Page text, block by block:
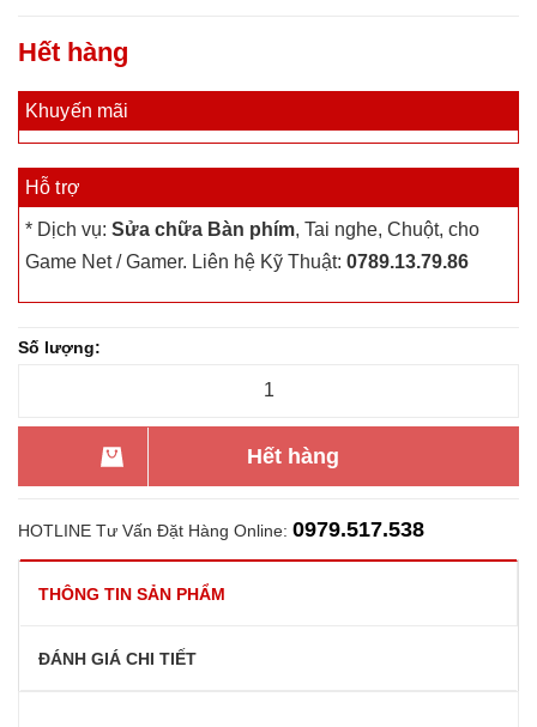
Hết hàng
Khuyến mãi
Hỗ trợ
* Dịch vụ: Sửa chữa Bàn phím, Tai nghe, Chuột, cho
Game Net / Gamer. Liên hệ Kỹ Thuật: 0789.13.79.86
Số lượng:
Hết hàng
HOTLINE Tư Vấn Đặt Hàng Online: 0979.517.538
THÔNG TIN SẢN PHẨM
ĐÁNH GIÁ CHI TIẾT